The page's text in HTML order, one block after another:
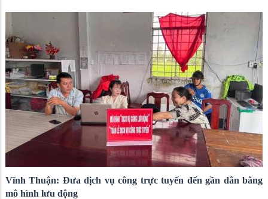
Vĩnh Thuận: Đưa dịch vụ công trực tuyến đến gần dân bằng
mô hình lưu động